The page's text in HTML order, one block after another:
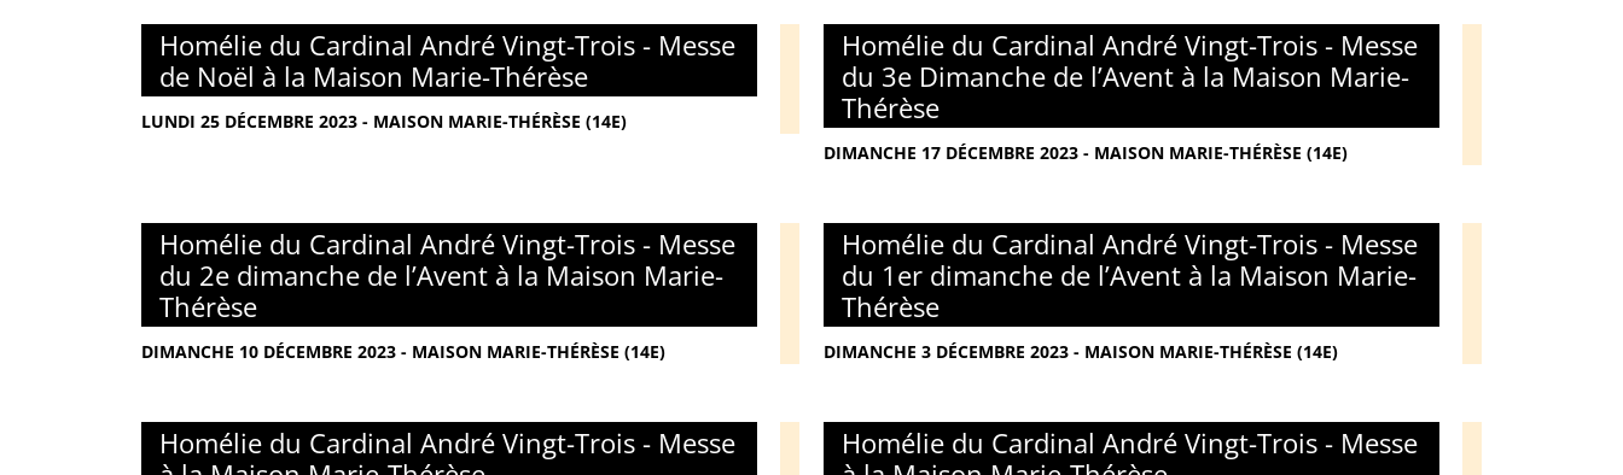
Homélie du Cardinal André Vingt-Trois - Messe
de Noël à la Maison Marie-Thérèse
LUNDI 25 DÉCEMBRE 2023 - MAISON MARIE-THÉRÈSE (14E)
Homélie du Cardinal André Vingt-Trois - Messe
du 3e Dimanche de l’Avent à la Maison Marie-
Thérèse
DIMANCHE 17 DÉCEMBRE 2023 - MAISON MARIE-THÉRÈSE (14E)
Homélie du Cardinal André Vingt-Trois - Messe
du 2e dimanche de l’Avent à la Maison Marie-
Thérèse
DIMANCHE 10 DÉCEMBRE 2023 - MAISON MARIE-THÉRÈSE (14E)
Homélie du Cardinal André Vingt-Trois - Messe
du 1er dimanche de l’Avent à la Maison Marie-
Thérèse
DIMANCHE 3 DÉCEMBRE 2023 - MAISON MARIE-THÉRÈSE (14E)
Homélie du Cardinal André Vingt-Trois - Messe
Homélie du Cardinal André Vingt-Trois - Messe